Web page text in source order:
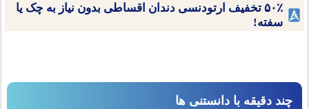
۵۰٪ تخفیف ارتودنسی دندان اقساطی بدون نیاز به چک یا
سفته!
چند دقیقه با دانستنی ها